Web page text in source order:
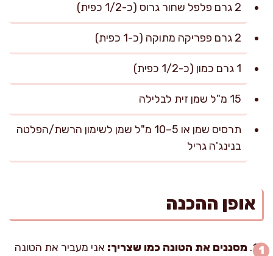
2 גרם פלפל שחור גרוס (כ-1/2 כפית)
2 גרם פפריקה מתוקה (כ-1 כפית)
1 גרם כמון (כ-1/2 כפית)
15 מ"ל שמן זית לבלילה
תרסיס שמן או 5–10 מ"ל שמן לשימון הרשת/הפלטה
בנינג'ה גריל
אופן ההכנה
מסננים את הטונה כמו שצריך: אני מעביר את הטונה